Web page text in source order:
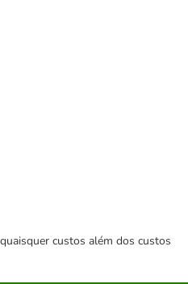
custos além dos custos